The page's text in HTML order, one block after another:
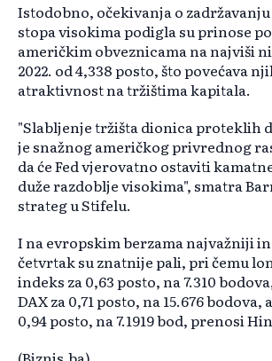
Istodobno, očekivanja o
stopa visokima podigla su prinose
američkim obveznicama na najviši
2022. od 4,338 posto, što povećava
atraktivnost na tržištima kapitala.
"Slabljenje tržišta dionica proteklih
je snažnog američkog privrednog
da će Fed vjerovatno ostaviti
duže razdoblje visokima", smatra
strateg u Stifelu.
I na evropskim berzama najvažniji
četvrtak su znatnije pali, pri čemu
indeks za 0,63 posto, na 7.310
DAX za 0,71 posto, na 15.676 bodova,
0,94 posto, na 7.1919 bod, prenosi